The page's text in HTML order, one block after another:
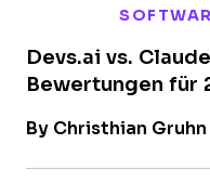
Devs.ai vs.
Bewertungen für
By Christhian Gruhn